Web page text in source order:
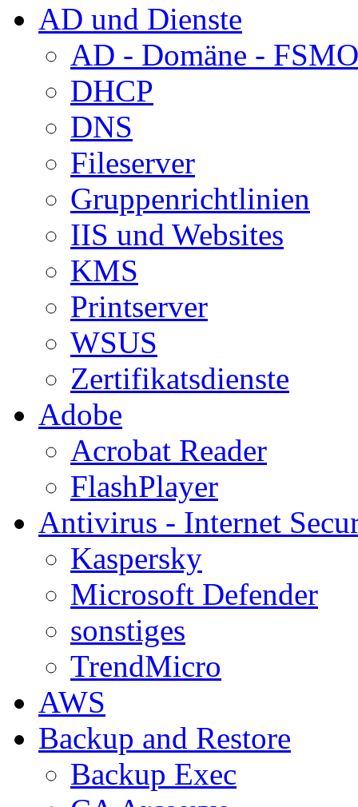
AD und Dienste
AD - Domäne - FSMO
DHCP
DNS
Fileserver
Gruppenrichtlinien
IIS und Websites
KMS
Printserver
WSUS
Zertifikatsdienste
Adobe
Acrobat Reader
FlashPlayer
Antivirus - Internet
Kaspersky
Microsoft Defender
sonstiges
TrendMicro
AWS
Backup and Restore
Backup Exec